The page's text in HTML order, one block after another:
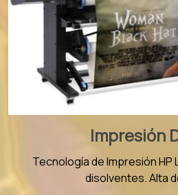
Impresión
Tecnología de Impresión
disolventes.Alta